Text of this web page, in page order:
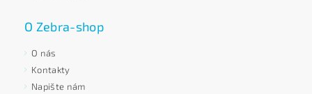
O Zebra-shop
O nás
Kontakty
Napište nám